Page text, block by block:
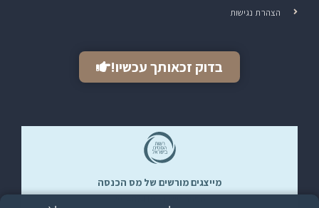
הצהרת נגישות
בדוק זכאותך עכשיו!
מייצגים מורשים של מס הכנסה​